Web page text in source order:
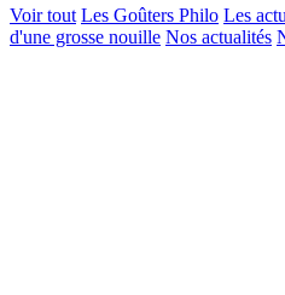
Voir tout Les Goûters Philo Les
d'une grosse nouille Nos actualités